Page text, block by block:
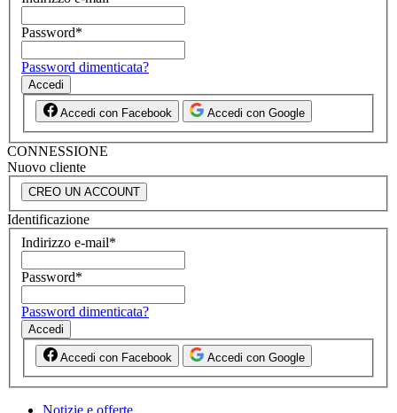
Password*
Password dimenticata?
Accedi
Accedi con Facebook Accedi con Google
CONNESSIONE
Nuovo cliente
CREO UN ACCOUNT
Identificazione
Indirizzo e-mail*
Password*
Password dimenticata?
Accedi
Accedi con Facebook Accedi con Google
Notizie e offerte